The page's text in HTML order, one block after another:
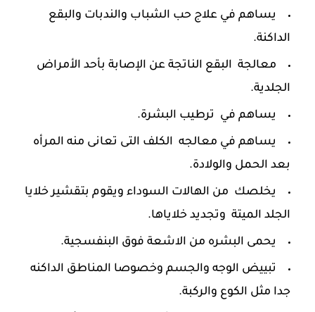
يساهم في علاج حب الشباب والندبات والبقع
الداكنة.
معالجة البقع الناتجة عن الإصابة بأحد الأمراض
الجلدية.
يساهم في ترطيب البشرة.
يساهم في معالجه الكلف التى تعانى منه المرأه
بعد الحمل والولادة.
يخلصك من الهالات السوداء ويقوم بتقشير خلايا
الجلد الميتة وتجديد خلاياها.
يحمى البشره من الاشعة فوق البنفسجية.
تبييض الوجه والجسم وخصوصا المناطق الداكنه
جدا مثل الكوع والركبة.